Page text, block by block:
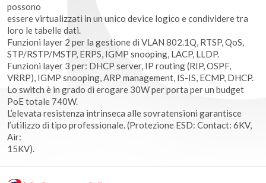
possono
essere virtualizzati in un unico device logico e condividere tra
loro le tabelle dati.
Funzioni layer 2 per la gestione di VLAN 802.1Q, RTSP, QoS,
STP/RSTP/MSTP, ERPS, IGMP snooping, LACP, LLDP.
Funzioni layer 3 per: DHCP server, IP routing (RIP, OSPF,
VRRP), IGMP snooping, ARP management, IS-IS, ECMP, DHCP.
Lo switch è in grado di erogare 30W per porta per un budget
PoE totale 740W.
L’elevata resistenza intrinseca alle sovratensioni garantisce
l’utilizzo di tipo professionale. (Protezione ESD: Contact: 6KV,
Air:
15KV).